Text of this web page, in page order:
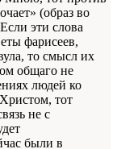
(образ во
эти слова
фарисеев,
то смысл их
общаго не
людей ко
тот
не с
были в